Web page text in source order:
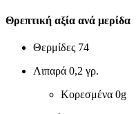
Θρεπτική αξία ανά μερίδα
Θερμίδες 74
Λιπαρά 0,2 γρ.
Κορεσμένα 0g